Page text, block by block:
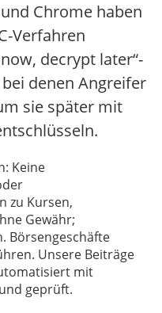
Chrome haben
Verfahren
decrypt later“-
denen Angreifer
sie später mit
Keine
zu Kursen,
Gewähr;
Börsengeschäfte
Unsere Beiträge
mit
geprüft.